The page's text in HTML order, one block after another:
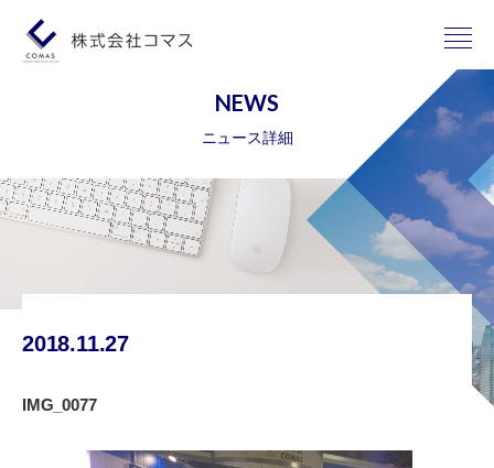
NEWS
ニュース詳細
2018.11.27
IMG_0077